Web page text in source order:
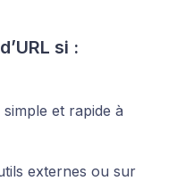
si :
et rapide à
externes ou sur